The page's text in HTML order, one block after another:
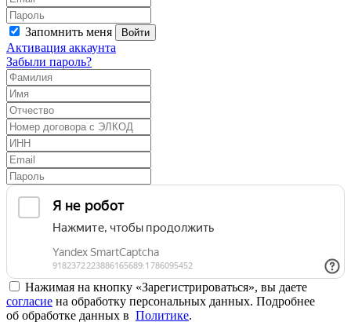
Запомнить меня Войти
Активация аккаунта
Забыли пароль?
Нажимая на кнопку «Зарегистрироваться», вы даете
согласие на обработку персональных данных. Подробнее
об обработке данных в Политике.